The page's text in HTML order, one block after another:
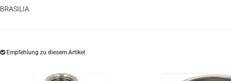
BRASILIA
Empfehlung zu diesem Artikel